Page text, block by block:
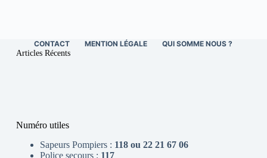
CONTACT MENTION LÉGALE QUI SOMME NOUS ?
Articles Récents
Numéro utiles
Sapeurs Pompiers : 118 ou 22 21 67 06
Police secours : 117